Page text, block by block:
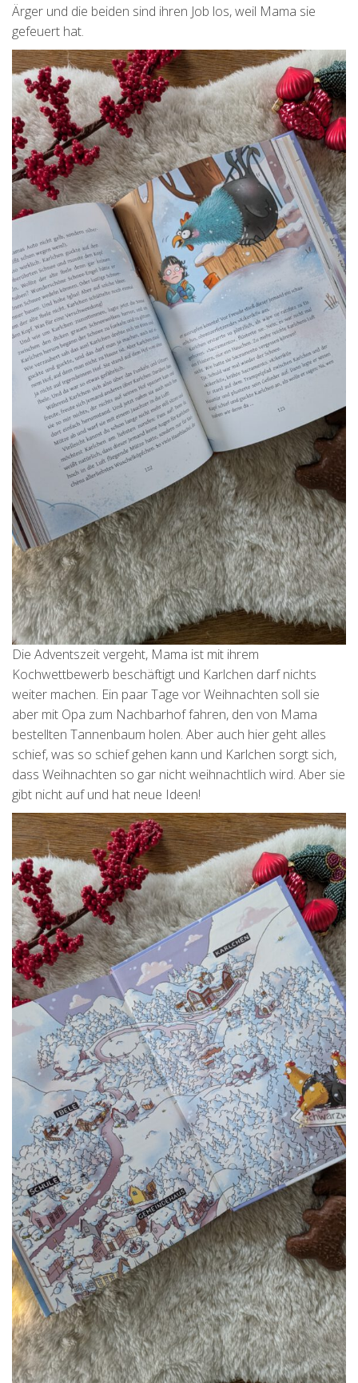
Ärger und die beiden sind ihren Job los, weil Mama sie
gefeuert hat.
Die Adventszeit vergeht, Mama ist mit ihrem
Kochwettbewerb beschäftigt und Karlchen darf nichts
weiter machen. Ein paar Tage vor Weihnachten soll sie
aber mit Opa zum Nachbarhof fahren, den von Mama
bestellten Tannenbaum holen. Aber auch hier geht alles
schief, was so schief gehen kann und Karlchen sorgt sich,
dass Weihnachten so gar nicht weihnachtlich wird. Aber sie
gibt nicht auf und hat neue Ideen!